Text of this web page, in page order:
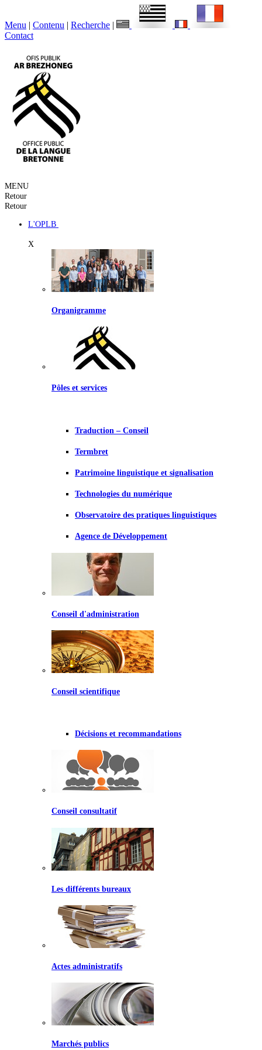
Menu | Contenu | Recherche |
Contact
MENU
Retour
Retour
L'OPLB
X
Organigramme
Pôles et services
Traduction – Conseil
Termbret
Patrimoine linguistique et signalisation
Technologies du numérique
Observatoire des pratiques linguistiques
Agence de Développement
Conseil d'administration
Conseil scientifique
Décisions et recommandations
Conseil consultatif
Les différents bureaux
Actes administratifs
Marchés publics